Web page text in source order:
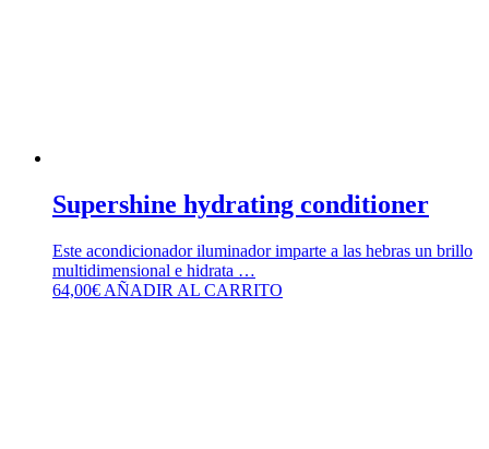
Supershine hydrating conditioner
Este acondicionador iluminador imparte a las hebras un brillo
multidimensional e hidrata …
64,00€ AÑADIR AL CARRITO